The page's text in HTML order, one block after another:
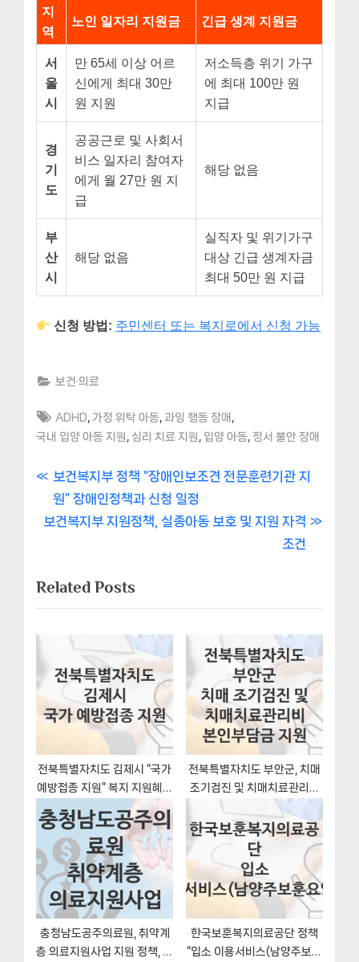
지
역
노인 일자리 지원금 긴급 생계 지원금
서
울
시
만 65세 이상 어르
신에게 최대 30만
원 지원
저소득층 위기 가구
에 최대 100만 원
지급
경
기
도
공공근로 및 사회서
비스 일자리 참여자
에게 월 27만 원 지
급
해당 없음
부
산
시
해당 없음
실직자 및 위기가구
대상 긴급 생계자금
최대 50만 원 지급
신청 방법: 주민센터 또는 복지로에서 신청 가능
보건·의료
Tags:
ADHD 가정 위탁 아동 과잉 행동 장애
국내 입양 아동 지원 심리 치료 지원 입양 아동 정서 불안 장애
글
내
게
이
P
r
e
o
u
o
t
보건복지부 정책 “장애인보조견 전문훈련기관 지
원” 장애인정책과 신청 일정
N
t
P
t
:
보건복지부 지원정책, 실종아동 보호 및 지원 자격
조건
Related Posts
전북특별자치도 김제시 “국가
예방접종 지원” 복지 지원혜택
신청조건과 자격조건
전북특별자치도 부안군, 치매
조기검진 및 치매치료관리비
본인부담금 지원 지원 정책, 신
청 구비서류와 일정
충청남도공주의료원, 취약계
층 의료지원사업 지원 정책, 신
한국보훈복지의료공단 정책
“입소 이용서비스(남양주보훈